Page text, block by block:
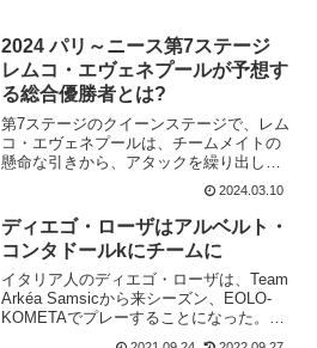
2024 パリ～ニース第7ステージ
レムコ・エヴェネプールが予想す
る総合優勝者とは?
第7ステージのクイーンステージで、レム
コ・エヴェネプールは、チームメイトの
懸命な引きから、アタックを繰り出した
が、ゴールまで独走で走り切ることはで
きなかった。逆に、総合で遅れている
BORA - hansgroheのアレクサンドル・ウ
ラソフの...
2024.03.10
ディエゴ・ローザはアルベルト・
コンタドールkにチームに
イタリア人のディエゴ・ローザは、Team
Arkéa Samsicから来シーズン、EOLO-
KOMETAでプレーすることになった。コ
ルネリアーノ・ダルバ出身のディエゴ・